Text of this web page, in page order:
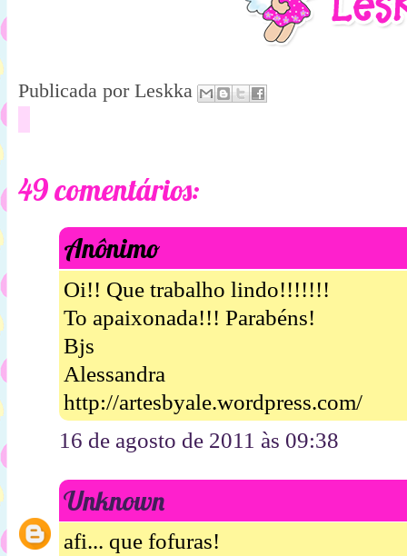
Publicada por Leskka
49 comentários:
Anônimo
Oi!! Que trabalho lindo!!!!!!!
To apaixonada!!! Parabéns!
Bjs
Alessandra
http://artesbyale.wordpress.com/
16 de agosto de 2011 às 09:38
Unknown
afi... que fofuras!